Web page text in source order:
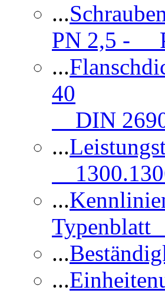
...
PN 2,5 -
...
40
DIN
...
...
...
...